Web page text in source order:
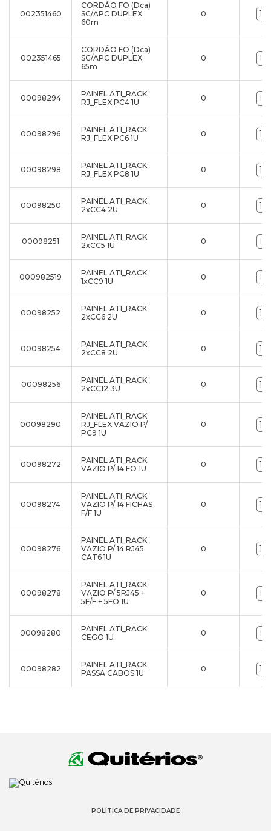
002351460
CORDÃO FO (Dca)
SC/APC DUPLEX
60m
0
002351465
CORDÃO FO (Dca)
SC/APC DUPLEX
65m
0
00098294
PAINEL ATI_RACK
RJ_FLEX PC4 1U
0
00098296
PAINEL ATI_RACK
RJ_FLEX PC6 1U
0
00098298
PAINEL ATI_RACK
RJ_FLEX PC8 1U
0
00098250
PAINEL ATI_RACK
2xCC4 2U
0
00098251
PAINEL ATI_RACK
2xCC5 1U
0
000982519
PAINEL ATI_RACK
1xCC9 1U
0
00098252
PAINEL ATI_RACK
2xCC6 2U
0
00098254
PAINEL ATI_RACK
2xCC8 2U
0
00098256
PAINEL ATI_RACK
2xCC12 3U
0
00098290
PAINEL ATI_RACK
RJ_FLEX VAZIO P/
PC9 1U
0
00098272
PAINEL ATI_RACK
VAZIO P/ 14 FO 1U
0
00098274
PAINEL ATI_RACK
VAZIO P/ 14 FICHAS
F/F 1U
0
00098276
PAINEL ATI_RACK
VAZIO P/ 14 RJ45
CAT6 1U
0
00098278
PAINEL ATI_RACK
VAZIO P/ 5RJ45 +
5F/F + 5FO 1U
0
00098280
PAINEL ATI_RACK
CEGO 1U
0
00098282
PAINEL ATI_RACK
PASSA CABOS 1U
0
POLÍTICA DE PRIVACIDADE